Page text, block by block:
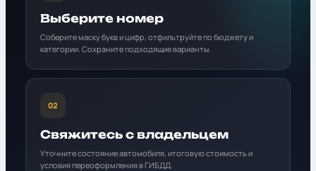
Выберите номер
Соберите маску букв и цифр, отфильтруйте по бюджету и
категории. Сохраните подходящие варианты.
02
Свяжитесь с владельцем
Уточните состояние автомобиля, итоговую стоимость и
условия переоформления в ГИБДД.